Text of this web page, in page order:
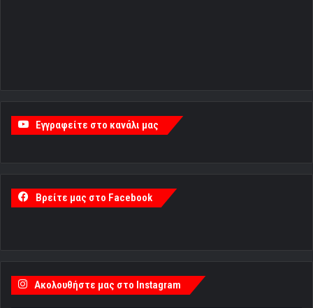
Εγγραφείτε στο κανάλι μας
Βρείτε μας στο Facebook
Ακολουθήστε μας στο Instagram